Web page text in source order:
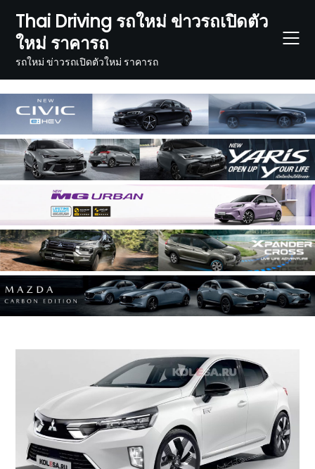
content
Thai Driving รถใหม่ ข่าวรถเปิดตัว
ใหม่ ราคารถ
รถใหม่ ข่าวรถเปิดตัวใหม่ ราคารถ